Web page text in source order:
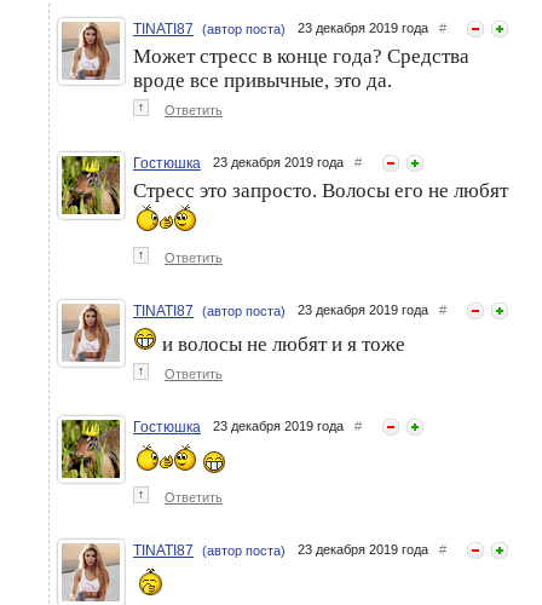
Изабелла 3175. Один
выходной день из жизни
моих волос
TINATI87 (автор поста) 23 декабря 2019 года #
Может стресс в конце года? Средства
вроде все привычные, это да.
↑ Ответить
Гостюшка 23 декабря 2019 года #
Стресс это запросто. Волосы его не любят
↑ Ответить
TINATI87 (автор поста) 23 декабря 2019 года #
и волосы не любят и я тоже
↑ Ответить
Гостюшка 23 декабря 2019 года #
↑ Ответить
TINATI87 (автор поста) 23 декабря 2019 года #